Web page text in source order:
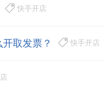
快手开店
取发票？ 快手开店